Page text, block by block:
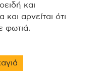
και
αρνείται ότι
φωτιά.